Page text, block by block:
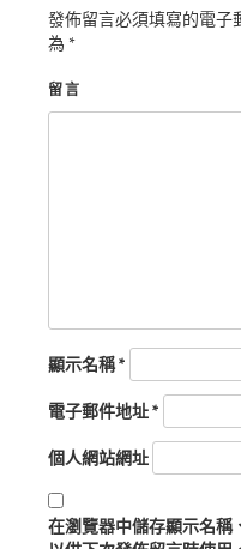
發佈留言必須填寫的電子
為 *
留言
顯示名稱*
電子郵件地址*
個人網站網址
在瀏覽器中儲存顯示名稱